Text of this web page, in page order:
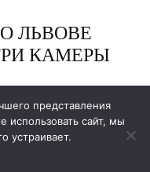
представления
использовать сайт, мы
устраивает.